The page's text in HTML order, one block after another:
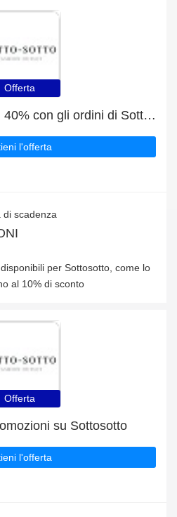
Offerta
Trova uno sconto del 40% con gli ordini di Sottosotto
l'offerta
di scadenza
per Sottosotto, come lo
al 10% di sconto
Offerta
su Sottosotto
l'offerta